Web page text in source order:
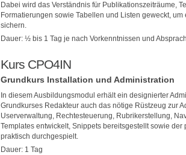
Dabei wird das Verständnis für Publikationszeiträume,
Formatierungen sowie Tabellen und Listen geweckt,
sichern.
Dauer: ½ bis 1 Tag je nach Vorkenntnissen und
Kurs CPO4IN
Grundkurs Installation und Administration
In diesem Ausbildungsmodul erhält ein designierter
Grundkurses Redakteur auch das nötige Rüstzeug zur
Userverwaltung, Rechtesteuerung, Rubrikerstellung,
Templates entwickelt, Snippets bereitsgestellt sowie der
praktisch durchgespielt.
Dauer: 1 Tag